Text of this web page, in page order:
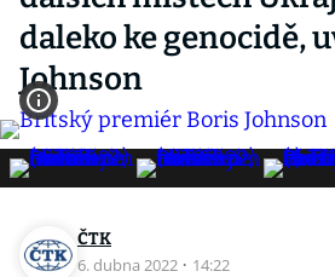
daleko ke genocidě,
Johnson
ČTK
6. dubna 2022 · 14:22